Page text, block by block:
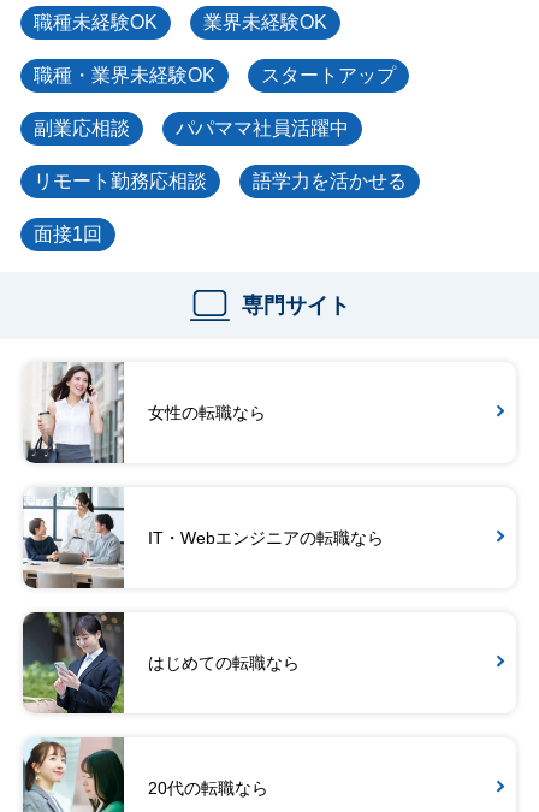
職種未経験OK 業界未経験OK
職種・業界未経験OK スタートアップ
副業応相談 パパママ社員活躍中
リモート勤務応相談 語学力を活かせる
面接1回
専門サイト
女性の転職なら
IT・Webエンジニアの転職なら
はじめての転職なら
20代の転職なら